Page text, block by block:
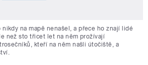
na mapě nenašel, a přece ho znají lidé
než sto třicet let na něm prožívají
kteří na něm našli útočiště, a